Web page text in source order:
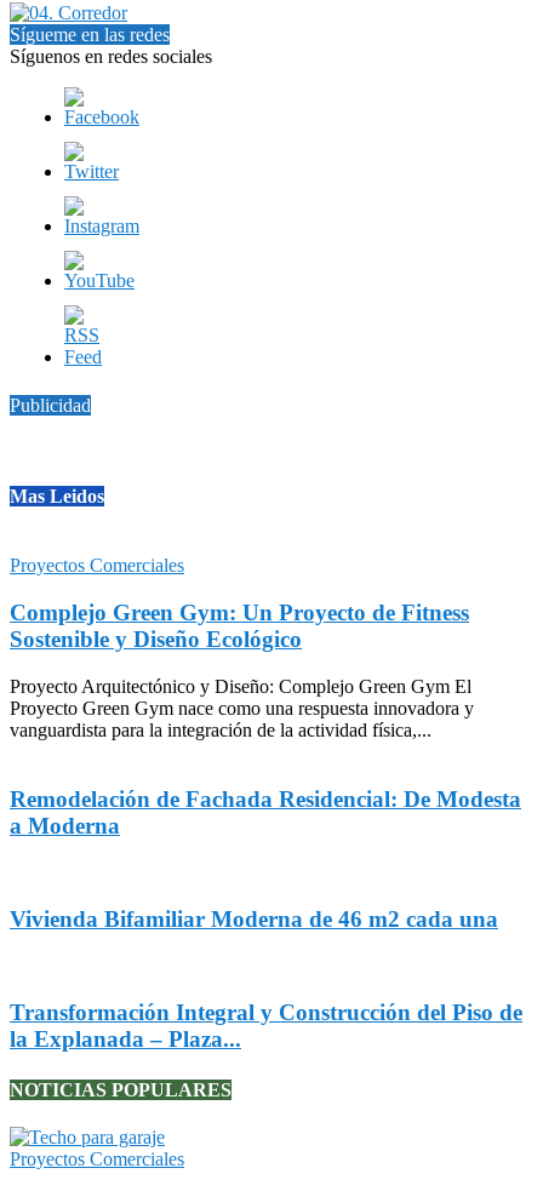
Sígueme en las redes
Síguenos en redes sociales
Publicidad
Mas Leidos
Proyectos Comerciales
Complejo Green Gym: Un Proyecto de Fitness
Sostenible y Diseño Ecológico
Proyecto Arquitectónico y Diseño: Complejo Green Gym El
Proyecto Green Gym nace como una respuesta innovadora y
vanguardista para la integración de la actividad física,...
Remodelación de Fachada Residencial: De Modesta
a Moderna
Vivienda Bifamiliar Moderna de 46 m2 cada una
Transformación Integral y Construcción del Piso de
la Explanada – Plaza...
NOTICIAS POPULARES
Proyectos Comerciales